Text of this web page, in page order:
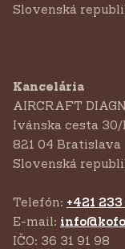
Slovenská
Kancelária
AIRCRAFT
‍Ivánska cesta 30/
821 04 Bratislava
Slovenská
Telefón: +421
E-mail:
IČO: 36 31 91 98